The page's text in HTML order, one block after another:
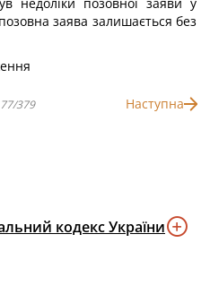
заява залишається без
379 Наступна
кодекс України